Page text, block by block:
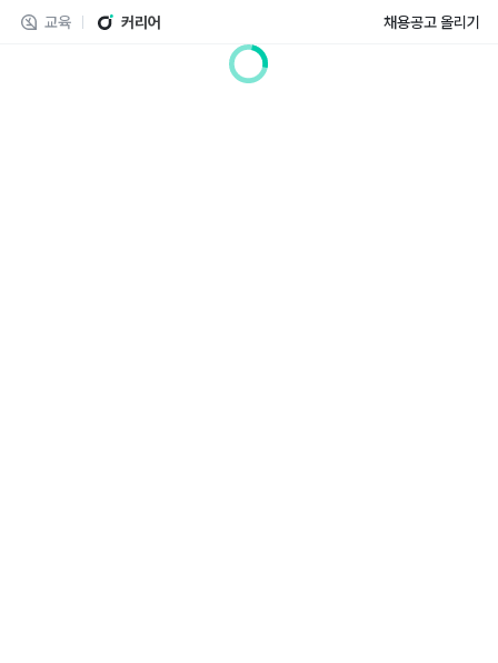
교육 커리어 채용공고 올리기